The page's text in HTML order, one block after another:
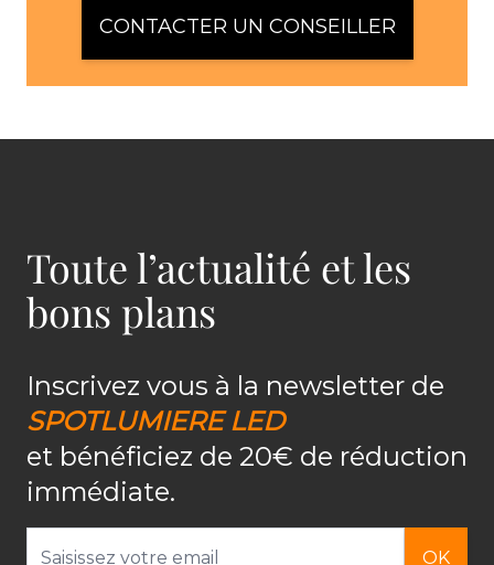
CONTACTER UN CONSEILLER
Toute l’actualité et les
bons plans
Inscrivez vous à la newsletter de
SPOTLUMIERE LED
et bénéficiez de 20€ de réduction
immédiate.
OK